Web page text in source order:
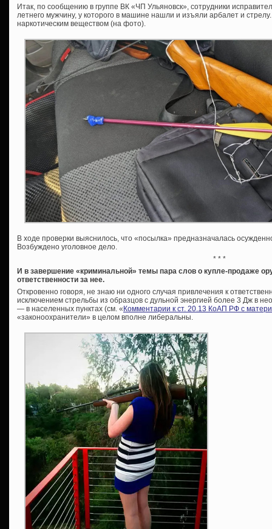
Итак, по сообщению в группе ВК «ЧП Ульяновск», сотрудники
летнего мужчину, у которого в машине нашли и изъяли арбалет и
наркотическим веществом (на фото).
В ходе проверки выяснилось, что «посылка» предназначалась
Возбуждено уголовное дело.
* * *
И в завершение «криминальной» темы пара слов о купле-продаже
ответственности за нее.
Откровенно говоря, не знаю ни одного случая привлечения к
исключением стрельбы из образцов с дульной энергией более 3 Дж в
— в населенных пунктах (см. « Комментарии к ст. 20.13 КоАП РФ с
«законоохранители» в целом вполне либеральны.